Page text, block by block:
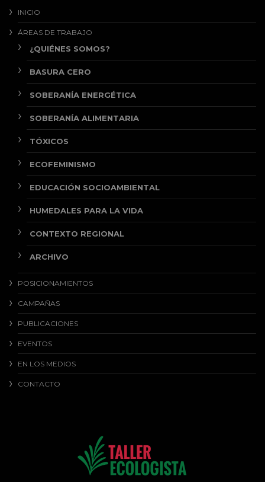
INICIO
ÁREAS DE TRABAJO
¿QUIÉNES SOMOS?
BASURA CERO
SOBERANÍA ENERGÉTICA
SOBERANÍA ALIMENTARIA
TÓXICOS
ECOFEMINISMO
EDUCACIÓN SOCIOAMBIENTAL
HUMEDALES PARA LA VIDA
CONTEXTO REGIONAL
ARCHIVO
POSICIONAMIENTOS
CAMPAÑAS
PUBLICACIONES
EVENTOS
EN LOS MEDIOS
CONTACTO